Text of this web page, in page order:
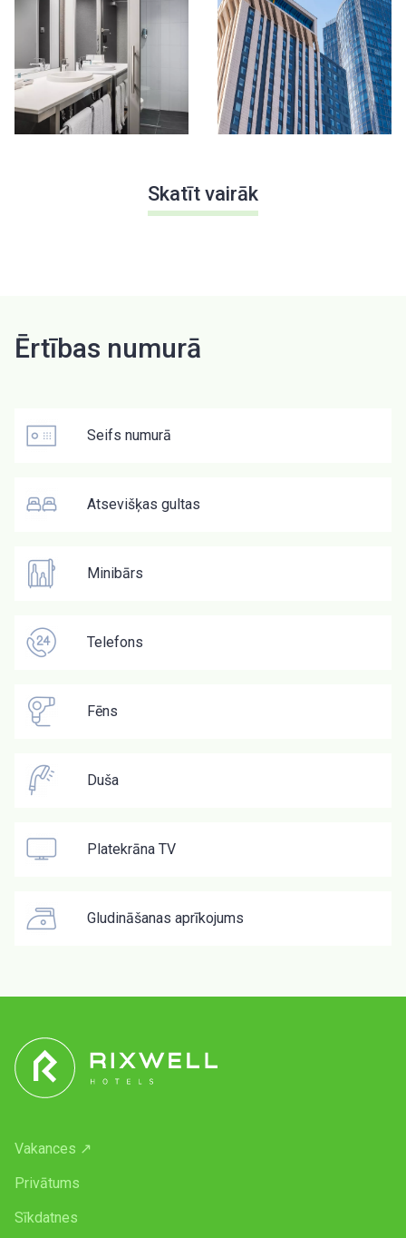
Skatīt vairāk
Ērtības numurā
Seifs numurā
Atsevišķas gultas
Minibārs
Telefons
Fēns
Duša
Platekrāna TV
Gludināšanas aprīkojums
Vakances ↗
Privātums
Sīkdatnes